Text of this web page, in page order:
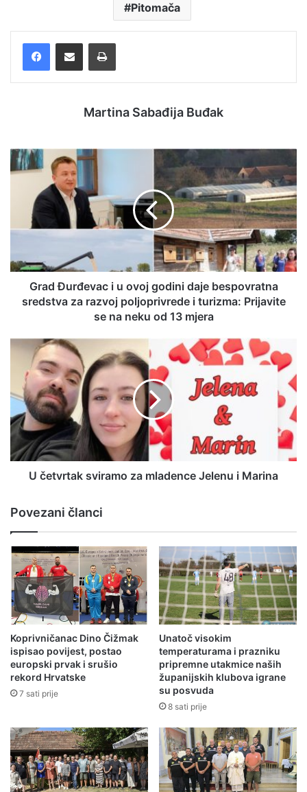
Pitomača
Martina Sabađija Buđak
Grad Đurđevac i u ovoj godini daje bespovratna
sredstva za razvoj poljoprivrede i turizma: Prijavite
se na neku od 13 mjera
U četvrtak sviramo za mladence Jelenu i Marina
Povezani članci
Koprivničanac Dino Čižmak
ispisao povijest, postao
europski prvak i srušio
rekord Hrvatske
7 sati prije
Unatoč visokim
temperaturama i prazniku
pripremne utakmice naših
županijskih klubova igrane
su posvuda
8 sati prije